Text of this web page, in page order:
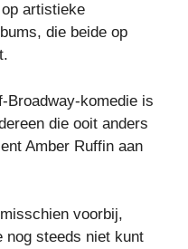
artistieke
die beide op
Broadway-komedie is
die ooit anders
Amber Ruffin aan
voorbij,
nog steeds niet kunt